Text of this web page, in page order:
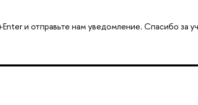
и отправьте нам уведомление. Спасибо за